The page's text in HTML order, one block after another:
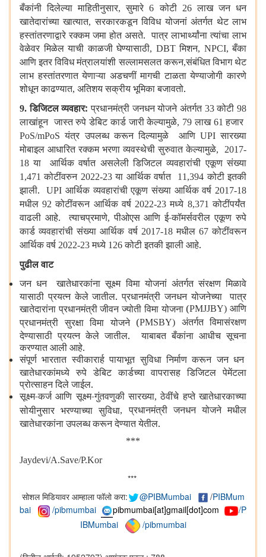
बँकांनी दिलेल्या माहितीनुसार,सुमारे6 कोटी 26लाख जन धन
खातेदारांच्या खात्यात,सरकारकडून विविध योजनां अंतर्गत थेट लाभ
हस्तांतरणाद्वारे रक्कम जमा होत असते. पात्र लाभार्थ्यांना त्यांचा लाभ
वेळेवर मिळेल याची काळजी घेण्यासाठी, DBTमिशन, NPCI,बँका
आणि इतर विविध मंत्रालयांशी सल्लामसलत करून,संबंधित विभाग थेट
लाभ हस्तांतरणात येणाऱ्या अडचणीं मागची टाळता येण्याजोगी कारणे
शोधून काढण्यात, अतिशय सक्रीय भूमिका बजावतो.
9.डिजिटल व्यवहार: प्रधानमंत्री जनधन योजने अंतर्गत 33कोटी98
लाखांहून जास्त रुपे डेबिट कार्ड जारी केल्यामुळे, 79 लाख 61 हजार
PoS/mPoSयंत्र उपलब्ध करून दिल्यामुळे आणि UPIसारख्या
मोबाइल आधारित रक्कम भरणा व्यवस्थेची सुरुवात केल्यामुळे, 2017-
18 या आर्थिक वर्षात असलेली डिजिटल व्यवहारांची एकूण संख्या
1,471 कोटींवरुन 2022-23या आर्थिक वर्षात 11,394 कोटी इतकी
झाली.UPIआर्थिक व्यवहारांची एकूण संख्या आर्थिक वर्ष2017-18
मधील92 कोटींवरून आर्थिक वर्ष2022-23 मध्ये 8,371 कोटींपर्यंत
वाढली आहे. त्याचप्रमाणे,पीओएस आणि ई-कॉमर्सवरील एकूण रुपे
कार्ड व्यवहारांची संख्या आर्थिक वर्ष 2017-18मधील 67कोटींवरून
आर्थिक वर्ष 2022-23मध्ये 126कोटी इतकी झाली आहे.
पुढील वाट
जन धन खातेधारकांना सूक्ष्म विमा योजनां अंतर्गत संरक्षण मिळावे
यासाठी प्रयत्न केले जातील. प्रधानमंत्री जनधन योजनेच्या पात्र
खातेदारांना प्रधानमंत्री जीवन ज्योती विमा योजना (PMJJBY)आणि
प्रधानमंत्री सुरक्षा विमा योजने (PMSBY) अंतर्गत विमासंरक्षण
देण्यासाठी प्रयत्न केले जातील. याबाबत बँकांना आधीच सूचना
करण्यात आली आहे.
संपूर्ण भारतात स्वीकारार्ह पायाभूत सुविधा निर्माण करून जन धन
खातेधारकांमध्ये रुपे डेबिट कार्डच्या वापरासह डिजिटल पेमेंटला
प्रोत्साहन दिले जाईल.
सूक्ष्म-कर्ज आणि सूक्ष्म-गुंतवणुकी सारख्या,ठेवींचे हप्ते खातेधारकाच्या
सोयीनुसार भरण्याच्या सुविधा,प्रधानमंत्री जनधन योजने मधील
खातेधारकांना उपलब्ध करून देण्यात येतील.
***
Jaydevi/A.Save/P.Kor
***
सोशल मिडियावर आम्हाला फॉलो करा:
@PIBMumbai /PIBMum
bai
/pibmumbai pibmumbai[at]gmail[dot]com
/P
IBMumbai
/pibmumbai